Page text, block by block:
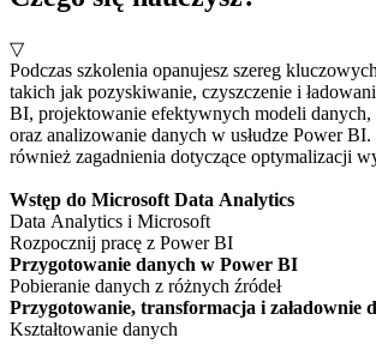
▽
Podczas szkolenia opanujesz szereg
takich jak pozyskiwanie, czyszczenie i
BI, projektowanie efektywnych modeli
oraz analizowanie danych w usłudze Power
również zagadnienia dotyczące optymalizacji
Wstęp do Microsoft Data Analytics
Data Analytics i Microsoft
Rozpocznij pracę z Power BI
Przygotowanie danych w Power BI
Pobieranie danych z różnych źródeł
Przygotowanie, transformacja i załadownie
Kształtowanie danych